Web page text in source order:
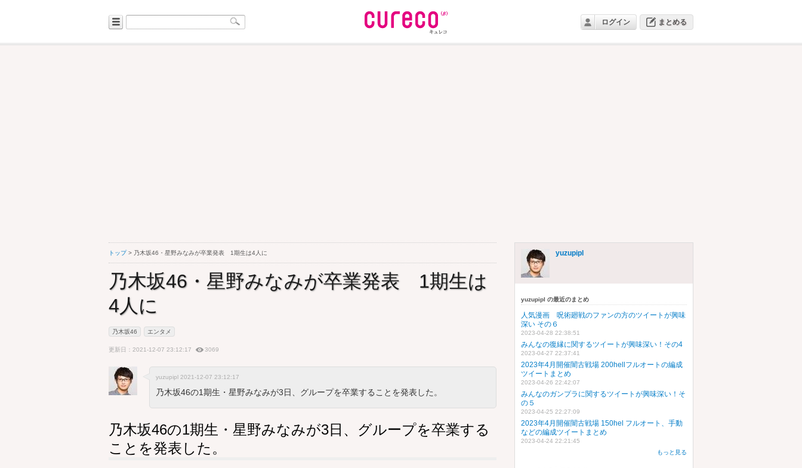
ログイン まとめる
トップ> 乃木坂46・星野みなみが卒業発表 1期生は4人に
乃木坂46・星野みなみが卒業発表 1期生は
4人に
乃木坂46 エンタメ
更新日：2021-12-07 23:12:17 3069
yuzupipl 2021-12-07 23:12:17
乃木坂46の1期生・星野みなみが3日、グループを卒業することを発表した。
乃木坂46の1期生・星野みなみが3日、グループを卒業する
ことを発表した。
yuzupipl
yuzupipl の最近のまとめ
人気漫画 呪術廻戦のファンの方のツイートが興味
深い その６
2023-04-28 22:38:51
みんなの復縁に関するツイートが興味深い！その4
2023-04-27 22:37:41
2023年4月開催闇古戦場 200hellフルオートの編成
ツイートまとめ
2023-04-26 22:42:07
みんなのガンプラに関するツイートが興味深い！そ
の５
2023-04-25 22:27:09
2023年4月開催闇古戦場 150hel フルオート、手動
などの編成ツイートまとめ
2023-04-24 22:21:45
もっと見る